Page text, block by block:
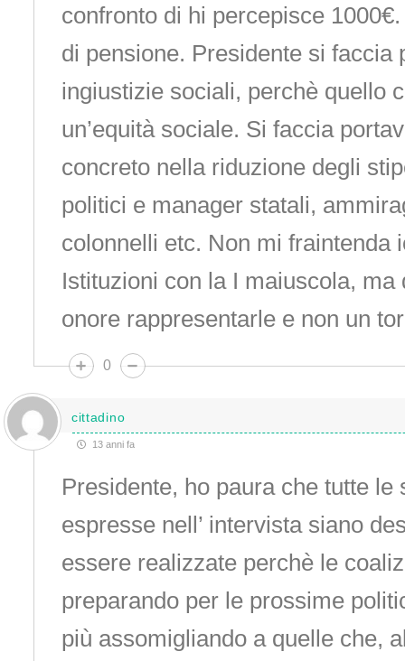
confronto di hi percepisce
di pensione. Presidente si faccia
ingiustizie sociali, perchè quello
un’equità sociale. Si faccia
concreto nella riduzione degli
politici e manager statali,
colonnelli etc. Non mi fraintenda
Istituzioni con la I maiuscola, ma
onore rappresentarle e non un
0
cittadino
13 anni fa
Presidente, ho paura che tutte le
espresse nell’ intervista siano
essere realizzate perchè le
preparando per le prossime
più assomigliando a quelle che,